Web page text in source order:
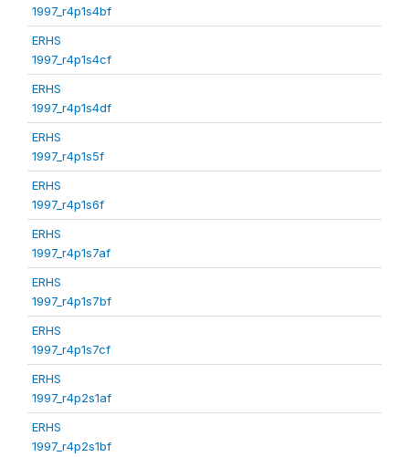
1997_r4p1s4bf
ERHS
1997_r4p1s4cf
ERHS
1997_r4p1s4df
ERHS
1997_r4p1s5f
ERHS
1997_r4p1s6f
ERHS
1997_r4p1s7af
ERHS
1997_r4p1s7bf
ERHS
1997_r4p1s7cf
ERHS
1997_r4p2s1af
ERHS
1997_r4p2s1bf